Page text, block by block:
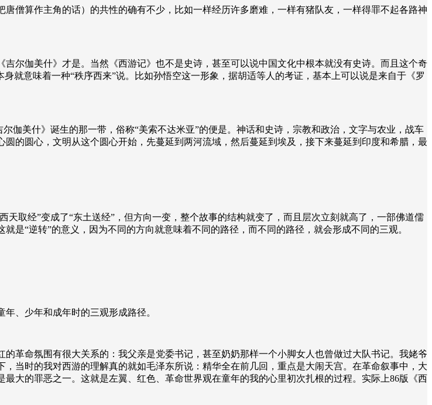
僧算作主角的话）的共性的确有不少，比如一样经历许多磨难，一样有猪队友，一样得罪不起各路神
尔伽美什》才是。当然《西游记》也不是史诗，甚至可以说中国文化中根本就没有史诗。而且这个奇
就意味着一种“秩序西来”说。比如孙悟空这一形象，据胡适等人的考证，基本上可以说是来自于《罗
伽美什》诞生的那一带，俗称“美索不达米亚”的便是。神话和史诗，宗教和政治，文字与农业，战车
的圆心，文明从这个圆心开始，先蔓延到两河流域，然后蔓延到埃及，接下来蔓延到印度和希腊，最
取经”变成了“东土送经”，但方向一变，整个故事的结构就变了，而且层次立刻就高了，一部佛道儒
是“逆转”的意义，因为不同的方向就意味着不同的路径，而不同的路径，就会形成不同的三观。
、少年和成年时的三观形成路径。
革命氛围有很大关系的：我父亲是党委书记，甚至奶奶那样一个小脚女人也曾做过大队书记。我姥爷
当时的我对西游的理解真的就如毛泽东所说：精华全在前几回，重点是大闹天宫。在革命叙事中，大
大的罪恶之一。这就是左翼、红色、革命世界观在童年的我的心里初次扎根的过程。实际上86版《西